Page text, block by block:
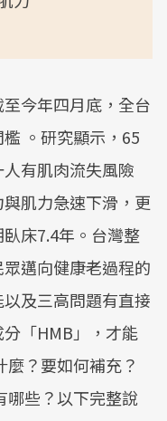
今年四月底，全台
。研究顯示，65
有肌肉流失風險
肌力急速下滑，更
床7.4年。台灣整
邁向健康老過程的
及三高問題有直接
「HMB」，才能
？要如何補充？
哪些？以下完整說